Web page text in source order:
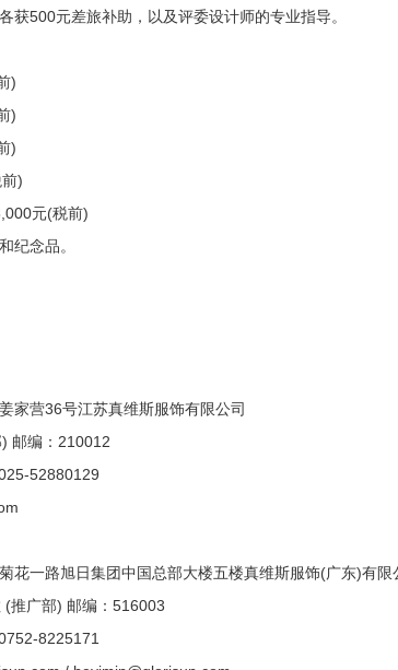
获500元差旅补助，以及评委设计师的专业指导。
)
)
)
)
元(税前)
纪念品。
家营36号江苏真维斯服饰有限公司
邮编：210012
52880129
花一路旭日集团中国总部大楼五楼真维斯服饰(广东)有限
推广部) 邮编：516003
8225171